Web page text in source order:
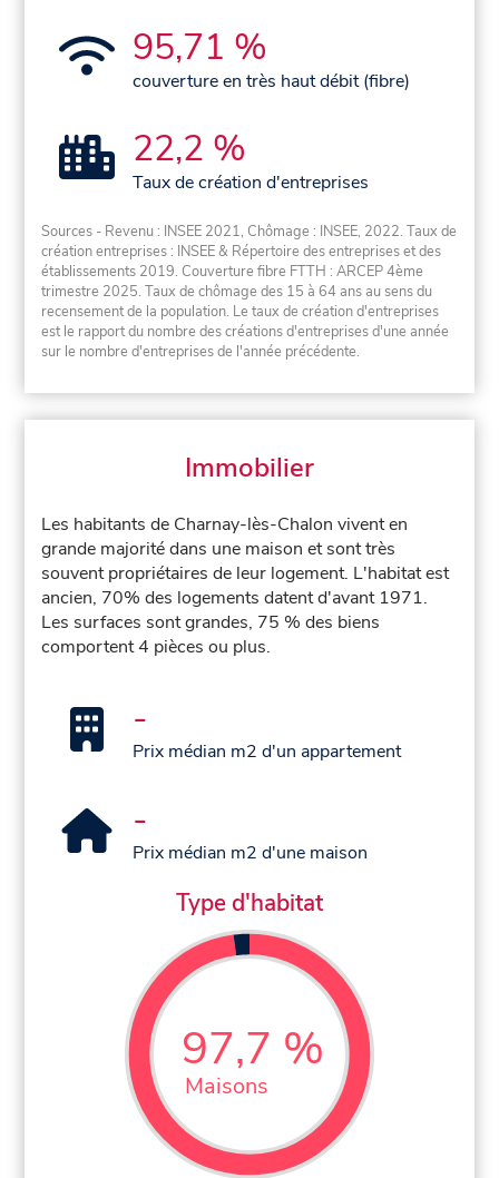
95,71 %
couverture en très haut débit (fibre)
22,2 %
Taux de création d'entreprises
Sources - Revenu : INSEE 2021, Chômage : INSEE, 2022. Taux de
création entreprises : INSEE & Répertoire des entreprises et des
établissements 2019. Couverture fibre FTTH : ARCEP 4ème
trimestre 2025. Taux de chômage des 15 à 64 ans au sens du
recensement de la population. Le taux de création d'entreprises
est le rapport du nombre des créations d'entreprises d'une année
sur le nombre d'entreprises de l'année précédente.
Immobilier
Les habitants de Charnay-lès-Chalon vivent en
grande majorité dans une maison et sont très
souvent propriétaires de leur logement. L'habitat est
ancien, 70% des logements datent d'avant 1971.
Les surfaces sont grandes, 75 % des biens
comportent 4 pièces ou plus.
-
Prix médian m2 d'un appartement
-
Prix médian m2 d'une maison
Type d'habitat
97,7 %
Maisons